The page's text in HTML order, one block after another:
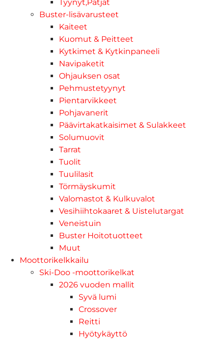
Tyynyt,Patjat
Buster-lisävarusteet
Kaiteet
Kuomut & Peitteet
Kytkimet & Kytkinpaneeli
Navipaketit
Ohjauksen osat
Pehmustetyynyt
Pientarvikkeet
Pohjavanerit
Päävirtakatkaisimet & Sulakkeet
Solumuovit
Tarrat
Tuolit
Tuulilasit
Törmäyskumit
Valomastot & Kulkuvalot
Vesihiihtokaaret & Uistelutargat
Veneistuin
Buster Hoitotuotteet
Muut
Moottorikelkkailu
Ski-Doo -moottorikelkat
2026 vuoden mallit
Syvä lumi
Crossover
Reitti
Hyötykäyttö